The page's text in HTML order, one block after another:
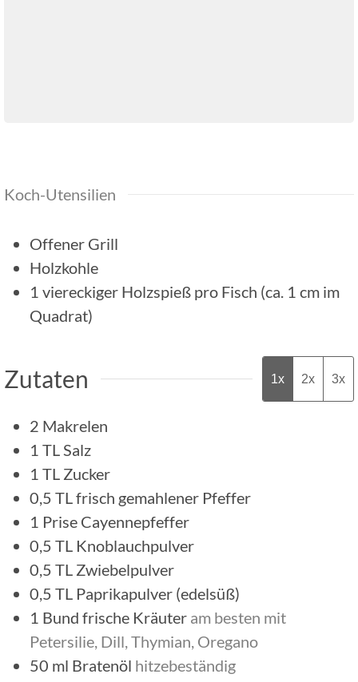
Koch-Utensilien
Offener Grill
Holzkohle
1 viereckiger Holzspieß pro Fisch (ca. 1 cm im
Quadrat)
Zutaten 1x 2x 3x
2 Makrelen
1 TLSalz
1 TL Zucker
0,5 TLfrisch gemahlener Pfeffer
1 Prise Cayennepfeffer
0,5 TL Knoblauchpulver
0,5 TL Zwiebelpulver
0,5 TL Paprikapulver (edelsüß)
1 Bund frische Kräuter am besten mit
Petersilie, Dill, Thymian, Oregano
50 ml Bratenöl hitzebeständig